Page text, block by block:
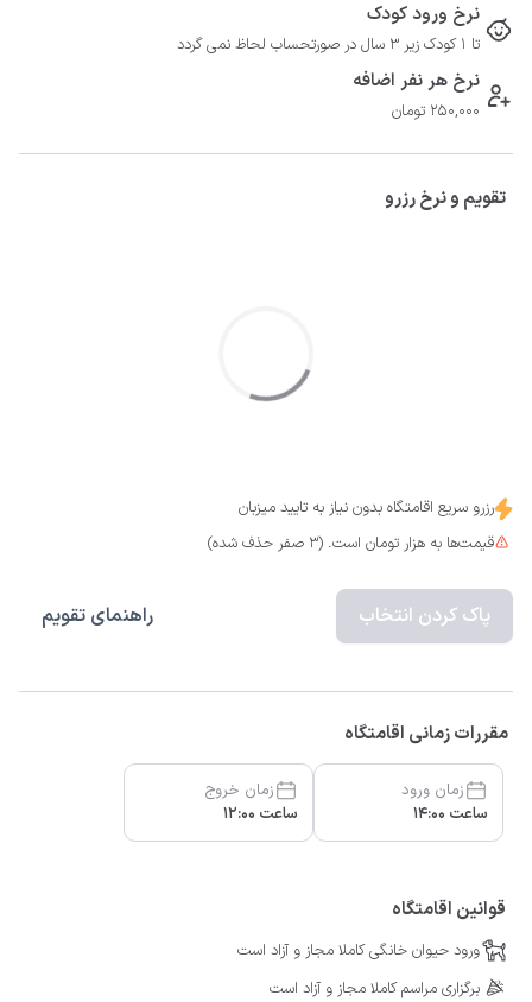
نرخ ورود کودک
تا 1 کودک زیر 3 سال در صورتحساب لحاظ نمی گردد
نرخ هر نفر اضافه
250,000 تومان
تقویم و نرخ رزرو
رزرو سریع اقامتگاه بدون نیاز به تایید میزبان
قیمت‌ها به هزار تومان است. (3 صفر حذف شده)
پاک کردن انتخاب راهنمای تقویم
مقررات زمانی اقامتگاه
زمان ورود
ساعت 14:00
زمان خروج
ساعت 12:00
قوانین اقامتگاه
ورود حیوان خانگی کاملا مجاز و آزاد است
برگزاری مراسم کاملا مجاز و آزاد است